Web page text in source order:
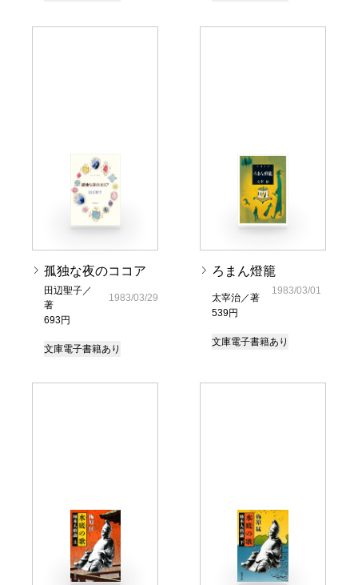
孤独な夜のココア
田辺聖子／
著
693円
1983/03/29
文庫電子書籍あり
ろまん燈籠
太宰治／著
539円
1983/03/01
文庫電子書籍あり